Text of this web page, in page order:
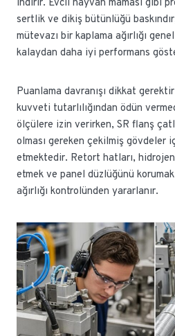
indirir. Evcil hayvan maması gibi
sertlik ve dikiş bütünlüğü
mütevazı bir kaplama ağırlığı
kalaydan daha iyi performans
Puanlama davranışı dikkat
kuvveti tutarlılığından ödün
ölçülere izin verirken, SR flanş
olması gereken çekilmiş gövdeler
etmektedir. Retort hatları,
etmek ve panel düzlüğünü
ağırlığı kontrolünden yararlanır.